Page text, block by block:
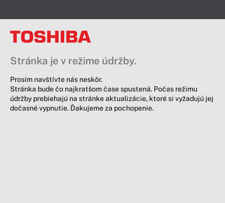
Stránka je v režime údržby.
Prosím navštívte nás neskôr.
Stránka bude čo najkratšom čase spustená. Počas režimu
údržby prebiehajú na stránke aktualizácie, ktoré si vyžadujú jej
dočasné vypnutie. Ďakujeme za pochopenie.